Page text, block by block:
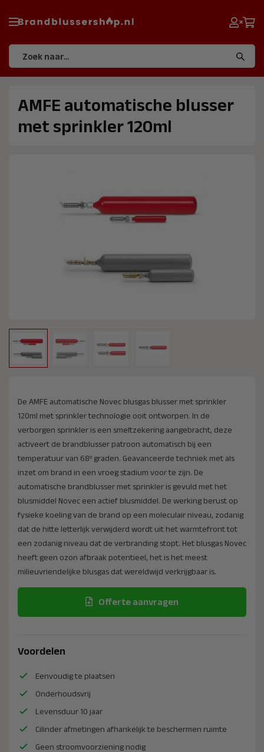
AMFE automatische blusser
met sprinkler 120ml
De AMFE automatische Novec blusgas blusser met sprinkler
120ml met sprinkler technologie ooit ontworpen. In de
verborgen sprinkler is een smeltzekering aangebracht, deze
activeert de brandblusser patroon automatisch bij een
temperatuur van 68º graden. Geavanceerde techniek met als
inzet om brand in een vroeg stadium voor te zijn. De
automatische brandblusser met sprinkler is gevuld met het
blusmiddel Novec een actief blusmiddel. De werking berust op
fysieke koeling van de brand op een moleculair niveau, zodanig
dat de hitte letterlijk verwijderd wordt uit het warmtefront tot
een zodanig niveau dat de verbranding stopt. Het blusgas Novec
heeft geen ozon afbraak potentieel, het is het meest
milieuvriendelijke blusgas dat wereldwijd verkrijgbaar is.
Offerte aanvragen
Voordelen
Eenvoudig te plaatsen
Onderhoudsvrij
Levensduur 10 jaar
Cilinder afmetingen afhankelijk te beschermen ruimte
Geen stroomvoorziening nodig